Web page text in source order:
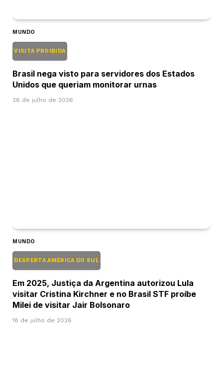
MUNDO
VISITA PROIBIDA
Brasil nega visto para servidores dos Estados
Unidos que queriam monitorar urnas
26 de julho de 2026
MUNDO
DESPERTA AMÉRICA DO SUL
Em 2025, Justiça da Argentina autorizou Lula
visitar Cristina Kirchner e no Brasil STF proíbe
Milei de visitar Jair Bolsonaro
18 de julho de 2026